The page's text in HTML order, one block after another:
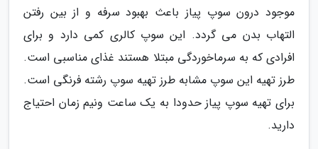
موجود درون سوپ پیاز باعث بهبود سرفه و از بین رفتن
التهاب بدن می گردد. این سوپ کالری کمی دارد و برای
افرادی که به سرماخوردگی مبتلا هستند غذای مناسبی است.
طرز تهیه این سوپ مشابه طرز تهیه سوپ رشته فرنگی است.
برای تهیه سوپ پیاز حدودا به یک ساعت ونیم زمان احتیاج
دارید.